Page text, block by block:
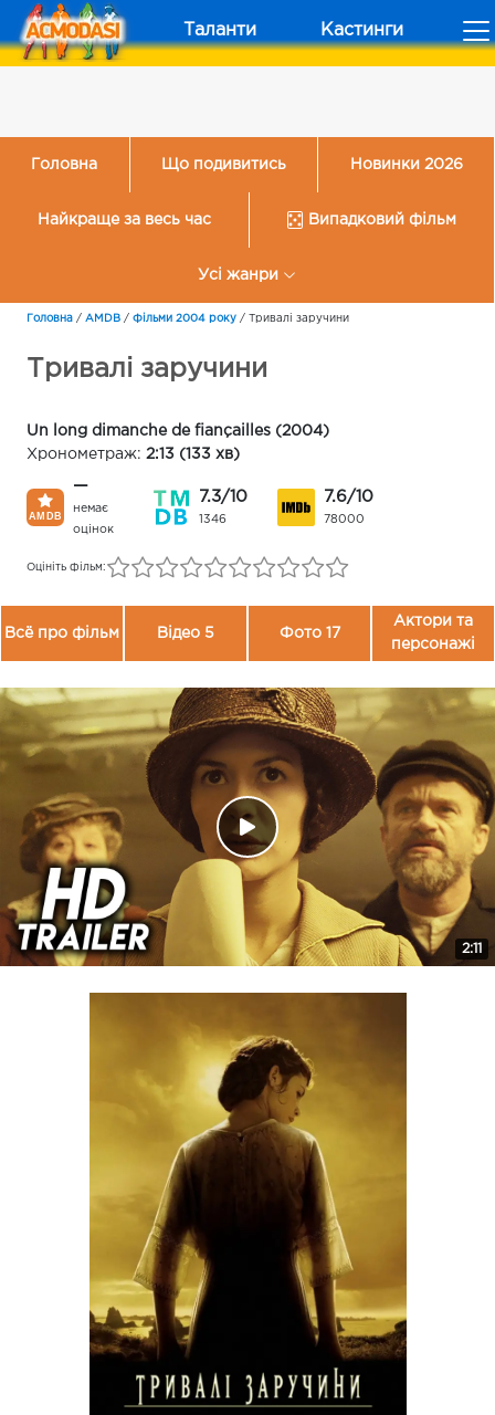
Таланти Кастинги
Головна Що подивитись Новинки 2026
Найкраще за весь час Випадковий фільм
Усі жанри
Головна / AMDB / Фільми 2004 року / Тривалі заручини
Тривалі заручини
Un long dimanche de fiançailles (2004)
Хронометраж: 2:13 (133 хв)
—
немає
оцінок
7.3/10
1346
7.6/10
78000
Оцініть фільм:
Всё про фільм Відео 5 Фото 17
Актори та
персонажі
2:11